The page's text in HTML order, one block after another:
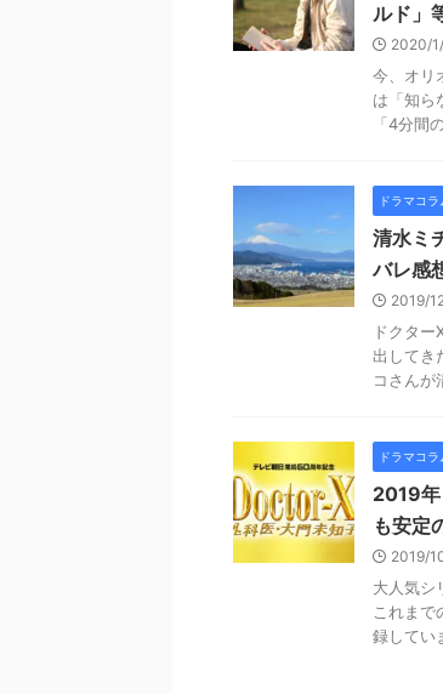
ルド」
2020/
今、オリ
は「知ら
「4分間
ドラマコラ
清水ミ
バレ感
2019/
ドクタ
出してき
コさんが
ドラマコラ
2019年
も安定
2019/
大人気シ
これま
録してい